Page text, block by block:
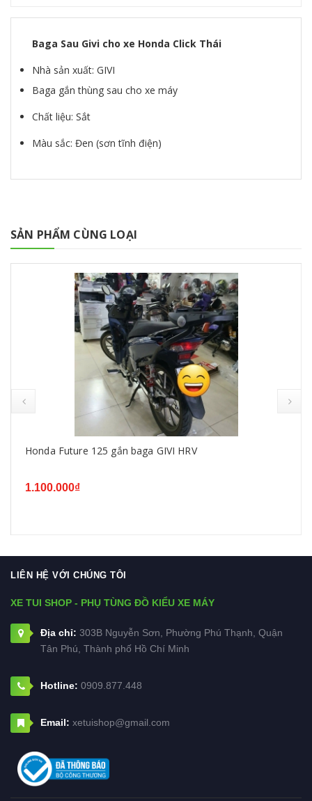
Baga Sau Givi cho xe Honda Click Thái
Nhà sản xuất: GIVI
Baga gắn thùng sau cho xe máy
Chất liệu: Sắt
Màu sắc: Đen (sơn tĩnh điện)
SẢN PHẨM CÙNG LOẠI
Honda Future 125 gắn baga GIVI HRV
1.100.000₫
LIÊN HỆ VỚI CHÚNG TÔI
XE TUI SHOP - PHỤ TÙNG ĐỒ KIỂU XE MÁY
Địa chỉ: 303B Nguyễn Sơn, Phường Phú Thạnh, Quận
Tân Phú, Thành phố Hồ Chí Minh
Hotline: 0909.877.448
Email: xetuishop@gmail.com